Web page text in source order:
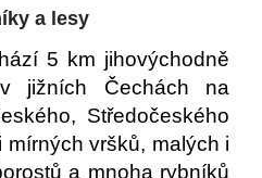
a lesy
5 km jihovýchodně
jižních Čechách na
Středočeského
vršků, malých i
a mnoha rybníků